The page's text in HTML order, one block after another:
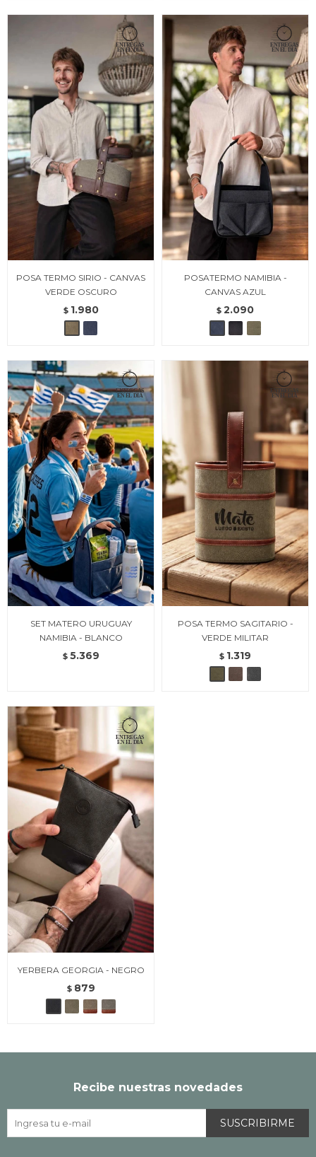
POSA TERMO SIRIO - CANVAS
VERDE OSCURO
$ 1.980
POSATERMO NAMIBIA -
CANVAS AZUL
$ 2.090
SET MATERO URUGUAY
NAMIBIA - BLANCO
$ 5.369
POSA TERMO SAGITARIO -
VERDE MILITAR
$ 1.319
YERBERA GEORGIA - NEGRO
$ 879
Recibe nuestras novedades
SUSCRIBIRME